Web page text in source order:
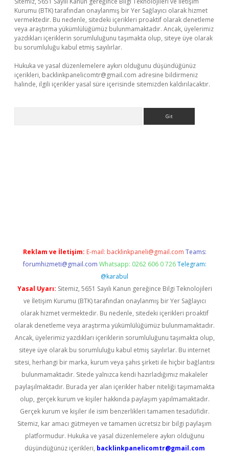
Kurumu (BTK) tarafından onaylanmış bir Yer Sağlayıcı olarak hizmet
vermektedir. Bu nedenle, sitedeki içerikleri proaktif olarak denetleme
veya araştırma yükümlülüğümüz bulunmamaktadır. Ancak, üyelerimiz
yazdıkları içeriklerin sorumluluğunu taşımakta olup, siteye üye olarak
bu sorumluluğu kabul etmiş sayılırlar.
Hukuka ve yasal düzenlemelere aykırı olduğunu düşündüğünüz
içerikleri, backlinkpanelicomtr@gmail.com adresine bildirmeniz
halinde, ilgili içerikler yasal süre içerisinde sitemizden kaldırılacaktır.
Reklam ve İletişim: E-mail: backlinkpaneli@gmail.com Teams:
forumhizmeti@gmail.com Whatsapp: 0262 606 0 726 Telegram:
@karabul
Yasal Uyarı: Sitemiz, 5651 Sayılı Kanun gereğince Bilgi Teknolojileri
ve İletişim Kurumu (BTK) tarafından onaylanmış bir Yer Sağlayıcı
olarak hizmet vermektedir. Bu nedenle, sitedeki içerikleri proaktif
olarak denetleme veya araştırma yükümlülüğümüz bulunmamaktadır.
Ancak, üyelerimiz yazdıkları içeriklerin sorumluluğunu taşımakta olup,
siteye üye olarak bu sorumluluğu kabul etmiş sayılırlar. Bu internet
sitesi, herhangi bir marka, kurum veya şahıs şirketi ile hiçbir bağlantısı
bulunmamaktadır. Sitede yalnızca kendi hazırladığımız makaleler
paylaşılmaktadır. Burada yer alan içerikler haber niteliği taşımamakta
olup, gerçek kurum ve kişiler hakkında paylaşım yapılmamaktadır.
Gerçek kurum ve kişiler ile isim benzerlikleri tamamen tesadüfidir.
Sitemiz, kar amacı gütmeyen ve tamamen ücretsiz bir bilgi paylaşım
platformudur. Hukuka ve yasal düzenlemelere aykırı olduğunu
düşündüğünüz içerikleri, backlinkpanelicomtr@gmail.com